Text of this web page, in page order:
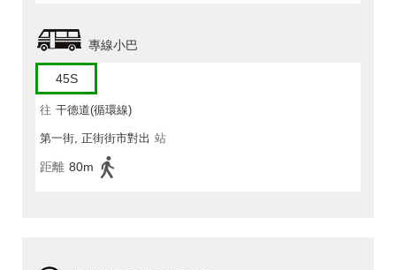
專線小巴
45S
往 干德道(循環線)
第一街, 正街街市對出 站
距離 80m